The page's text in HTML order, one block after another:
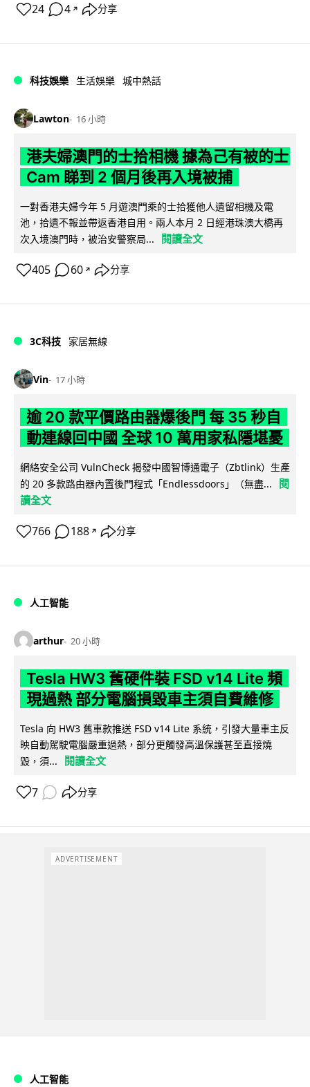
24 4 ↗ 分享
科技娛樂 生活娛樂 城中熱話
Lawton 16 小時
港夫婦澳門的士拾相機 據為己有被的士
Cam 睇到 2 個月後再入境被捕
一對香港夫婦今年 5 月遊澳門乘的士拾獲他人遺留相機及電
池，拾遺不報並帶返香港自用。兩人本月 2 日經港珠澳大橋再
次入境澳門時，被治安警察局...
閱讀全文
405 60 ↗ 分享
3C科技 家居無線
Vin 17 小時
逾 20 款平價路由器爆後門 每 35 秒自
動連線回中國 全球 10 萬用家私隱堪憂
網絡安全公司 VulnCheck 揭發中國智博通電子（Zbtlink）生產
的 20 多款路由器內置後門程式「Endlessdoors」（無盡...
閱
讀全文
766 188 ↗ 分享
人工智能
arthur 20 小時
Tesla HW3 舊硬件裝 FSD v14 Lite 頻
現過熱 部分電腦損毀車主須自費維修
Tesla 向 HW3 舊車款推送 FSD v14 Lite 系統，引發大量車主反
映自動駕駛電腦嚴重過熱，部分更觸發高溫保護甚至直接燒
毀，須...
閱讀全文
7 分享
ADVERTISEMENT
人工智能